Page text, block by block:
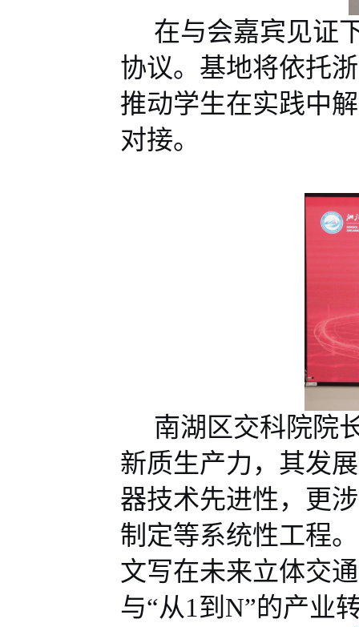
在与会嘉宾见证
协议。基地将依托
推动学生在实践中
对接。
南湖区交科院院
新质生产力，其发
器技术先进性， 更
制定等系统性工程。
文写在未来立体交
与“从1到 N”的产业